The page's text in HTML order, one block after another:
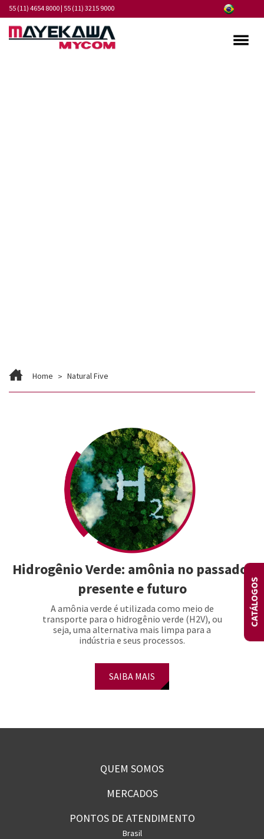
55 (11) 4654 8000| 55 (11) 3215 9000
Home Natural Five
Hidrogênio Verde: amônia no passado,
presente e futuro
A amônia verde é utilizada como meio de
transporte para o hidrogênio verde (H2V), ou
seja, uma alternativa mais limpa para a
indústria e seus processos.
SAIBA MAIS
CATÁLOGOS
QUEM SOMOS
MERCADOS
PONTOS DE ATENDIMENTO
Brasil